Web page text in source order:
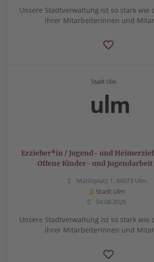
Unsere Stadtverwaltung ist so stark wie
ihrer Mitarbeiterinnen und
Erzieher*in / Jugend- und
Offene Kinder- und
Marktplatz 1, 89073 Ulm
Stadt Ulm
04.08.2026
Unsere Stadtverwaltung ist so stark wie
ihrer Mitarbeiterinnen und